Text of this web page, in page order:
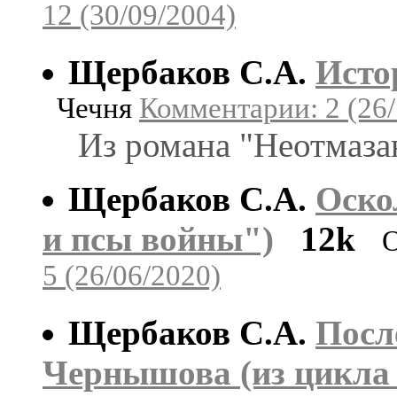
12 (30/09/2004)
Щербаков С.А.
Чечня Комментарии: 2
Из романа
Щербаков С.А.
и псы войны")
12k
5 (26/06/2020)
Щербаков С.А.
Чернышова (из